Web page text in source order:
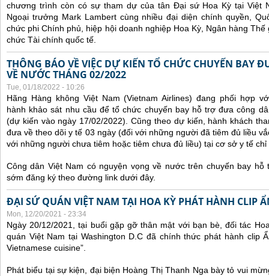
chương trình còn có sự tham dự của tân Đại sứ Hoa Kỳ tại Việt
Ngoại trưởng Mark Lambert cùng nhiều đại diện chính quyền,
chức phi Chính phủ, hiệp hội doanh nghiệp Hoa Kỳ, Ngân hàng
chức Tài chính quốc tế.
THÔNG BÁO VỀ VIỆC DỰ KIẾN TỔ CHỨC CHUYẾN BAY
VỀ NƯỚC THÁNG 02/2022
Tue, 01/18/2022 - 10:26
Hãng Hàng không Việt Nam (Vietnam Airlines) đang phối hợp
hành khảo sát nhu cầu để tổ chức chuyến bay hỗ trợ đưa công
(dự kiến vào ngày 17/02/2022).
Cũng theo dự kiến, hành khách
đưa về theo dõi y tế 03 ngày (đối với những người đã tiêm đủ liều
với những người chưa tiêm hoặc tiêm chưa đủ liều) tại cơ sở y tế chỉ
Công dân Việt Nam có nguyện vọng về nước trên chuyến bay
sớm đăng ký theo đường link dưới đây.
ĐẠI SỨ QUÁN VIỆT NAM TẠI HOA KỲ PHÁT HÀNH CLIP
Mon, 12/20/2021 - 23:34
Ngày 20/12/2021, tại buổi gặp gỡ thân mật với bạn bè, đối tác
quán Việt Nam tại Washington D.C đã chính thức phát hành clip
Vietnamese cuisine”.
Phát biểu tại sự kiện, đại biện Hoàng Thị Thanh Nga bày tỏ vui